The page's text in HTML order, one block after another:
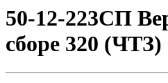
50-12-223СП
сборе 320 (ЧТЗ)